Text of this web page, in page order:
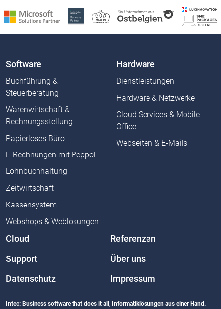
Software
Buchführung &
Steuerberatung
Warenwirtschaft &
Rechnungsstellung
Papierloses Büro
E-Rechnungen mit Peppol
Lohnbuchhaltung
Zeitwirtschaft
Kassensystem
Webshops & Weblösungen
Hardware
Dienstleistungen
Hardware & Netzwerke
Cloud Services & Mobile
Office
Webseiten & E-Mails
Cloud Referenzen
Support Über uns
Datenschutz Impressum
Intec: Business software that does it all, Informatiklösungen aus einer Hand.